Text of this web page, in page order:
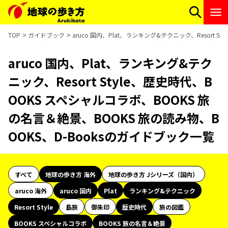
TOP ガイドブック aruco 国内、Plat、ランキング&テクニック、Resort
aruco 国内、Plat、ランキング&テク
ニック、Resort Style、歴史時代、B
OOKS スペシャルコラボ、BOOKS 旅
の名言＆絶景、BOOKS 旅の読み物、B
OOKS、D-Booksのガイドブック一覧
すべて 地球の歩き方 海外
地球の歩き方 Jシリーズ（国内）
aruco 海外
aruco 国内 Plat
ランキング&テクニック
Resort Style
島旅 御朱印 歴史時代
旅の図鑑
BOOKS スペシャルコラボ
BOOKS 旅の名言＆絶景